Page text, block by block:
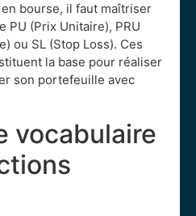
bourse, il faut maîtriser
PU (Prix Unitaire), PRU
ou SL (Stop Loss). Ces
la base pour réaliser
son portefeuille avec
vocabulaire